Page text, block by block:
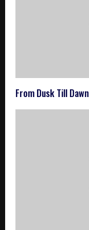
From Dusk Till Dawn